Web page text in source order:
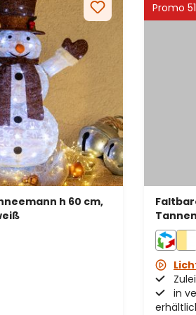
h 60 cm,
Promo
LEDs
in